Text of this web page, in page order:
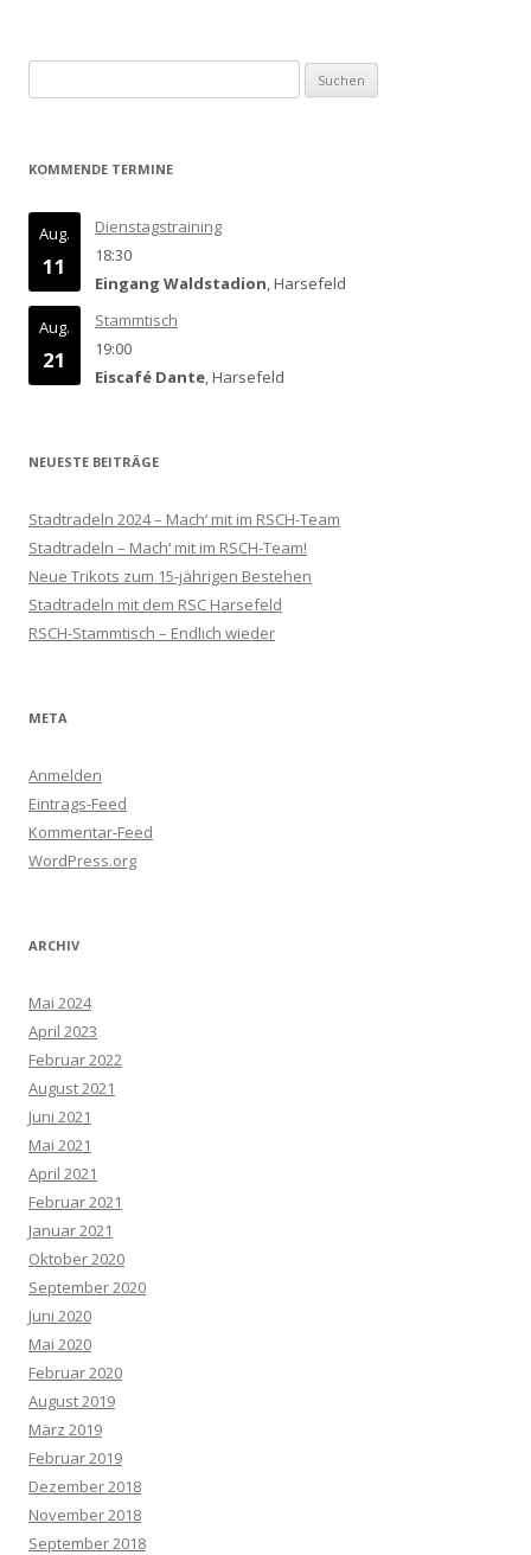
nach:
KOMMENDE TERMINE
Aug.
11
Dienstagstraining
18:30
Eingang Waldstadion, Harsefeld
Aug.
21
Stammtisch
19:00
Eiscafé Dante, Harsefeld
NEUESTE BEITRÄGE
Stadtradeln 2024 – Mach‘ mit im RSCH-Team
Stadtradeln – Mach‘ mit im RSCH-Team!
Neue Trikots zum 15-jährigen Bestehen
Stadtradeln mit dem RSC Harsefeld
RSCH-Stammtisch – Endlich wieder
META
Anmelden
Eintrags-Feed
Kommentar-Feed
WordPress.org
ARCHIV
Mai 2024
April 2023
Februar 2022
August 2021
Juni 2021
Mai 2021
April 2021
Februar 2021
Januar 2021
Oktober 2020
September 2020
Juni 2020
Mai 2020
Februar 2020
August 2019
März 2019
Februar 2019
Dezember 2018
November 2018
September 2018